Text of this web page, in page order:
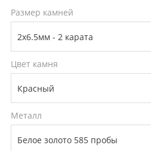
Размер камней
Цвет камня
Металл